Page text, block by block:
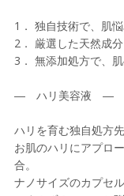
1． 独自技術で、肌
2． 厳選した天然成
3． 無添加処方で、
― ハリ美容液 ―
ハリを育む独自処方
お肌のハリにアプロ
合。
ナノサイズのカプセ